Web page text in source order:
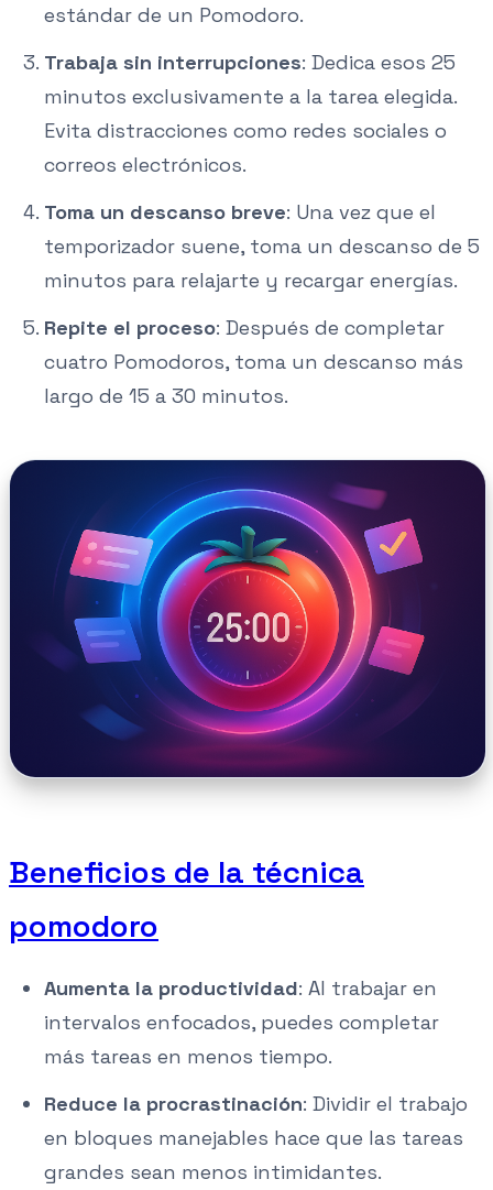
estándar de un Pomodoro.
Trabaja sin interrupciones: Dedica esos 25
minutos exclusivamente a la tarea elegida.
Evita distracciones como redes sociales o
correos electrónicos.
Toma un descanso breve: Una vez que el
temporizador suene, toma un descanso de 5
minutos para relajarte y recargar energías.
Repite el proceso: Después de completar
cuatro Pomodoros, toma un descanso más
largo de 15 a 30 minutos.
Beneficios de la técnica
pomodoro
Aumenta la productividad: Al trabajar en
intervalos enfocados, puedes completar
más tareas en menos tiempo.
Reduce la procrastinación: Dividir el trabajo
en bloques manejables hace que las tareas
grandes sean menos intimidantes.